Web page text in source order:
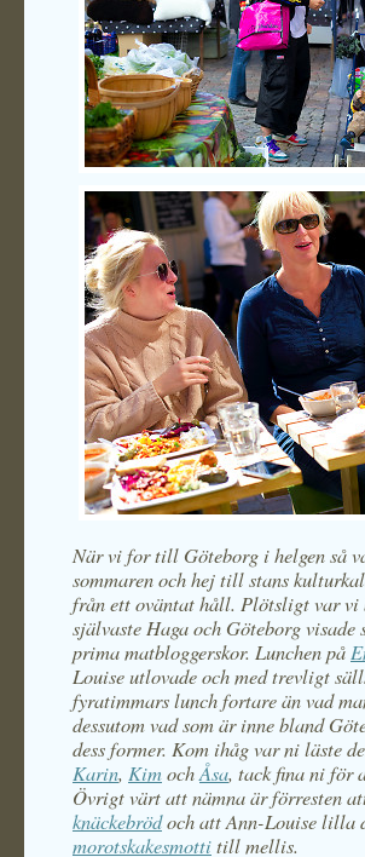
När vi for till Göteborg i helgen så
sommaren och hej till stans
från ett oväntat håll. Plötsligt var vi
självaste Haga och Göteborg
prima matbloggerskor. Lunchen på
Louise utlovade och med trevligt
fyratimmars lunch fortare än vad
dessutom vad som är inne bland
dess former. Kom ihåg var ni läste
Karin, KimochÅsa, tack fina ni för
Övrigt värt att nämna är förresten
knäckebrödoch att Ann-Louise lilla
morotskakesmottitill mellis.